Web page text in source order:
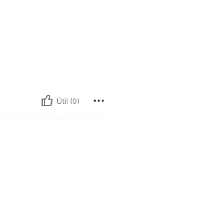
Útil (0)